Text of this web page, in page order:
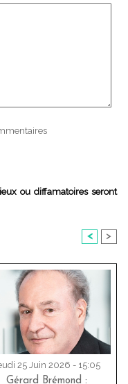
ou diffamatoires seront
< >
25 Juin 2026 - 15:05
Gérard Brémond :